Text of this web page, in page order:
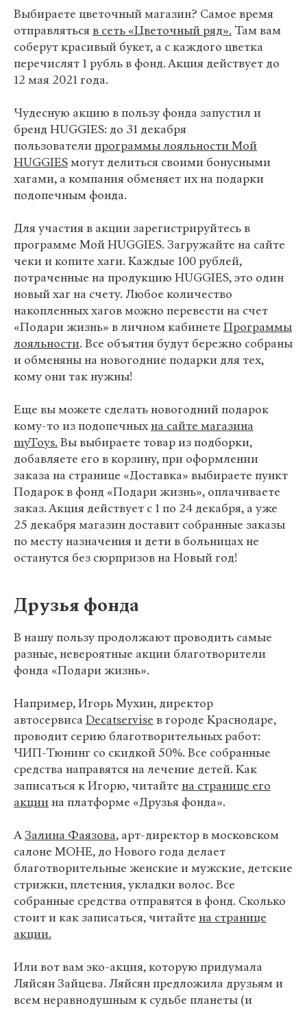
Выбираете цветочный магазин? Самое время
отправлятьсяв сеть «Цветочный ряд». Там вам
соберут красивый букет, а с каждого цветка
перечислят 1 рубль в фонд. Акция действует до
12 мая 2021 года.
Чудесную акцию в пользу фонда запустил и
бренд HUGGIES: до 31 декабря
пользователипрограммы лояльности Мой
HUGGIESмогут делиться своими бонусными
хагами, а компания обменяет их на подарки
подопечным фонда.
Для участия в акции зарегистрируйтесь в
программе Мой HUGGIES. Загружайте на сайте
чеки и копите хаги. Каждые 100 рублей,
потраченные на продукцию HUGGIES, это один
новый хаг на счету. Любое количество
накопленных хагов можно перевести на счет
«Подари жизнь» в личном кабинете Программы
лояльности. Все объятия будут бережно собраны
и обменяны на новогодние подарки для тех,
кому они так нужны!
Еще вы можете сделать новогодний подарок
кому-то из подопечныхна сайте магазина
myToys. Вы выбираете товар из подборки,
добавляете его в корзину, при оформлении
заказа на странице «Доставка» выбираете пункт
Подарок в фонд «Подари жизнь», оплачиваете
заказ. Акция действует с 1 по 24 декабря, а уже
25 декабря магазин доставит собранные заказы
по месту назначения и дети в больницах не
останутся без сюрпризов на Новый год!
Друзья фонда
В нашу пользу продолжают проводить самые
разные, невероятные акции благотворители
фонда «Подари жизнь».
Например, Игорь Мухин, директор
автосервиса Decatservise в городе Краснодаре,
проводит серию благотворительных работ:
ЧИП-Тюнинг со скидкой 50%. Все собранные
средства направятся на лечение детей. Как
записаться к Игорю, читайте на странице его
акциина платформе «Друзья фонда».
АЗалина Фаязова, арт-директор в московском
салоне МОНЕ, до Нового года делает
благотворительные женские и мужские, детские
стрижки, плетения, укладки волос. Все
собранные средства отправятся в фонд. Сколько
стоит и как записаться, читайте на странице
акции.
Или вот вам эко-акция, которую придумала
Ляйсян Зайцева. Ляйсян предложила друзьям и
всем неравнодушным к судьбе планеты (и